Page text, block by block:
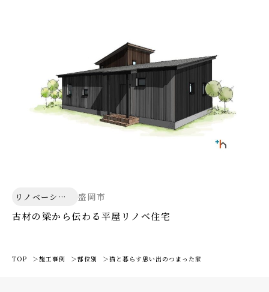
リノベーショ
盛岡市
古材の梁から伝わる平屋リノベ住宅
TOP 施工事例 部位別 猫と暮らす思い出のつまった家